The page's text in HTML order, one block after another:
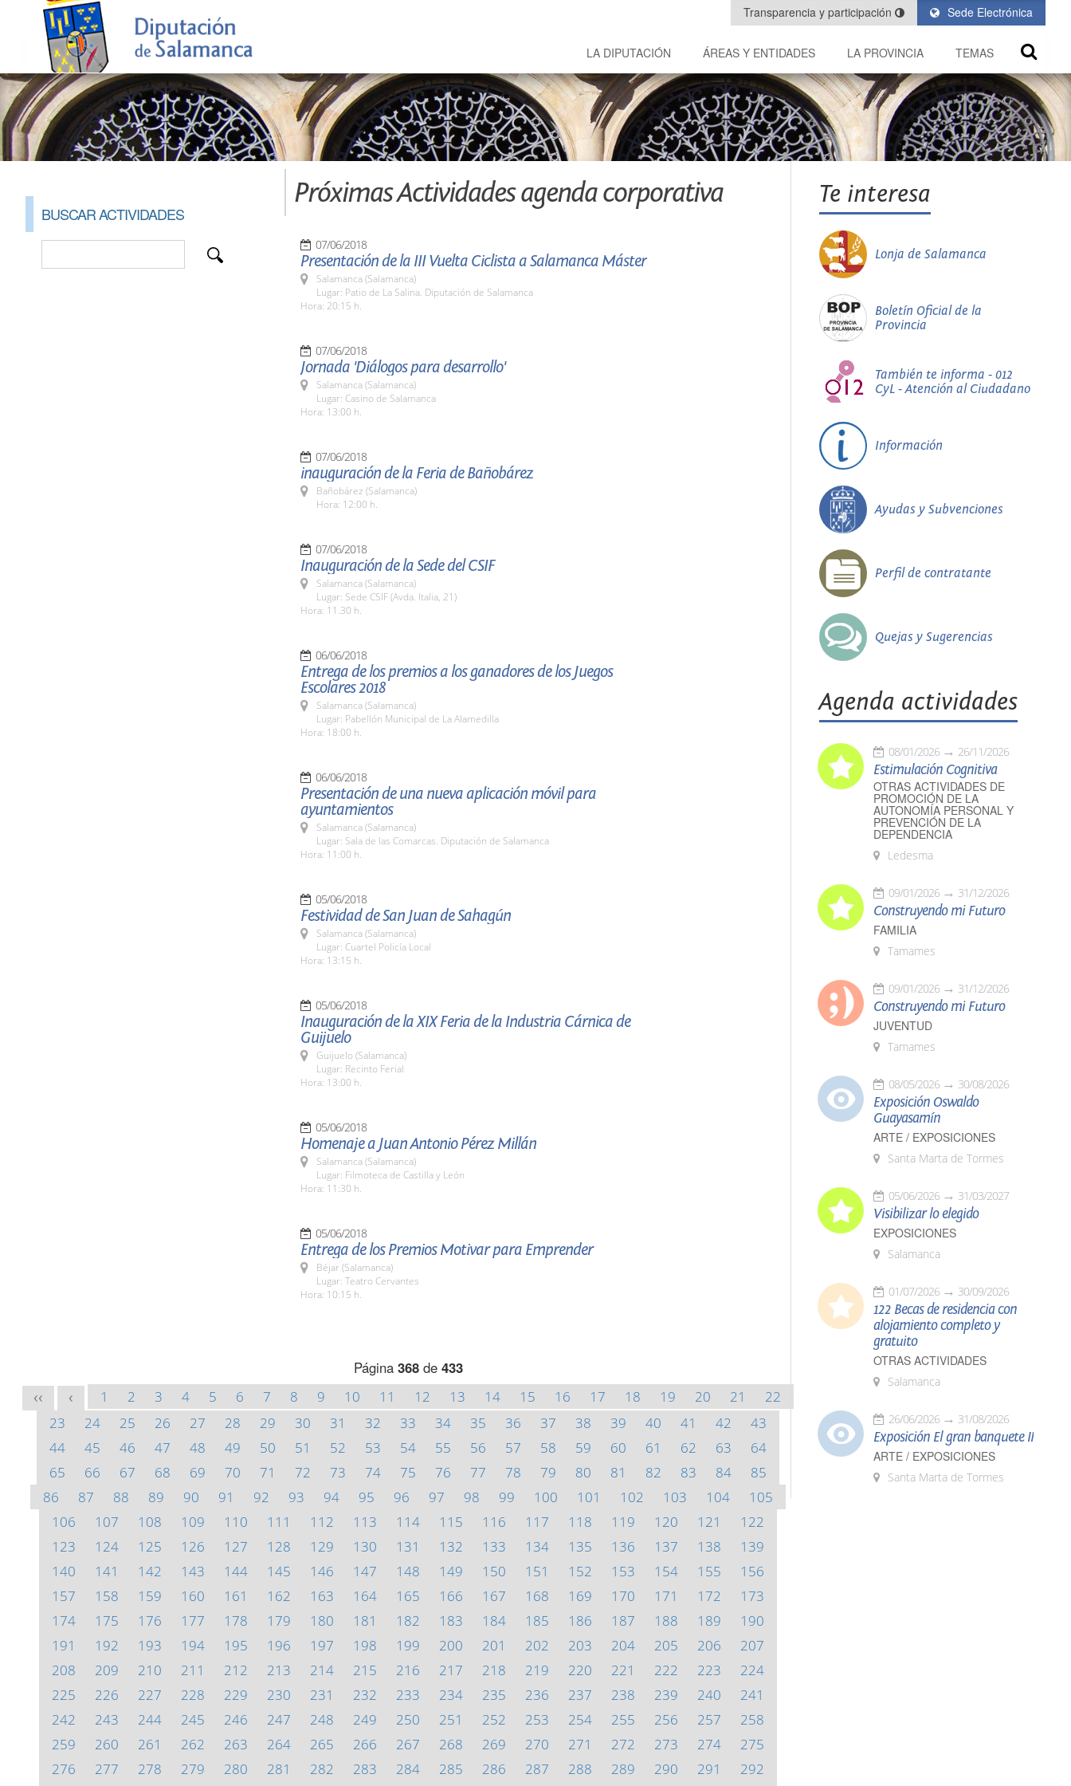
Sede Electrónica
Transparencia y participación
LA DIPUTACIÓN ÁREAS Y ENTIDADES LA PROVINCIA TEMAS
BUSCAR ACTIVIDADES
Próximas Actividades agenda corporativa
07/06/2018
Presentación de la III Vuelta Ciclista a Salamanca Máster
Salamanca (Salamanca)
Lugar: Patio de La Salina. Diputación de Salamanca
Hora: 20:15 h.
07/06/2018
Jornada 'Diálogos para desarrollo'
Salamanca (Salamanca)
Lugar: Casino de Salamanca
Hora: 13:00 h.
07/06/2018
inauguración de la Feria de Bañobárez
Bañobárez (Salamanca)
Hora: 12:00 h.
07/06/2018
Inauguración de la Sede del CSIF
Salamanca (Salamanca)
Lugar: Sede CSIF (Avda. Italia, 21)
Hora: 11.30 h.
06/06/2018
Entrega de los premios a los ganadores de los Juegos
Escolares 2018
Salamanca (Salamanca)
Lugar: Pabellón Municipal de La Alamedilla
Hora: 18:00 h.
06/06/2018
Presentación de una nueva aplicación móvil para
ayuntamientos
Salamanca (Salamanca)
Lugar: Sala de las Comarcas. Diputación de Salamanca
Hora: 11:00 h.
05/06/2018
Festividad de San Juan de Sahagún
Salamanca (Salamanca)
Lugar: Cuartel Policía Local
Hora: 13:15 h.
05/06/2018
Inauguración de la XIX Feria de la Industria Cárnica de
Guijuelo
Guijuelo (Salamanca)
Lugar: Recinto Ferial
Hora: 13:00 h.
05/06/2018
Homenaje a Juan Antonio Pérez Millán
Salamanca (Salamanca)
Lugar: Filmoteca de Castilla y León
Hora: 11:30 h.
05/06/2018
Entrega de los Premios Motivar para Emprender
Béjar (Salamanca)
Lugar: Teatro Cervantes
Hora: 10:15 h.
Página 368de 433
<< < 1 2 3 4 5 6 7 8 9 10 11 12 13 14 15 16 17 18 19 20 21
22
23
24 25 26 27 28 29 30 31 32 33 34 35 36 37 38 39 40 41 42
43
44
45 46 47 48 49 50 51 52 53 54 55 56 57 58 59 60 61 62 63
64
65
66 67 68 69 70 71 72 73 74 75 76 77 78 79 80 81 82 83 84
85
86
87 88 89 90 91 92 93 94 95 96 97 98 99 100 101 102 103 104
105
106
107 108 109 110 111 112 113 114 115 116 117 118 119 120 121
122
123
124 125 126 127 128 129 130 131 132 133 134 135 136 137 138
139
140
141 142 143 144 145 146 147 148 149 150 151 152 153 154 155
156
157
158 159 160 161 162 163 164 165 166 167 168 169 170 171 172
173
174
175 176 177 178 179 180 181 182 183 184 185 186 187 188 189
190
191
192 193 194 195 196 197 198 199 200 201 202 203 204 205 206
207
208
209 210 211 212 213 214 215 216 217 218 219 220 221 222 223
224
225
226 227 228 229 230 231 232 233 234 235 236 237 238 239 240
241
242
243 244 245 246 247 248 249 250 251 252 253 254 255 256 257
258
259
260 261 262 263 264 265 266 267 268 269 270 271 272 273 274
275
276
277 278 279 280 281 282 283 284 285 286 287 288 289 290 291
292
Te interesa
Lonja de Salamanca
Boletín Oficial de la
Provincia
También te informa - 012
CyL - Atención al Ciudadano
Información
Ayudas y Subvenciones
Perfil de contratante
Quejas y Sugerencias
Agenda actividades
08/01/2026 26/11/2026
Estimulación Cognitiva
OTRAS ACTIVIDADES DE
PROMOCIÓN DE LA
AUTONOMÍA PERSONAL Y
PREVENCIÓN DE LA
DEPENDENCIA
Ledesma
09/01/2026 31/12/2026
Construyendo mi Futuro
FAMILIA
Tamames
09/01/2026 31/12/2026
Construyendo mi Futuro
JUVENTUD
Tamames
08/05/2026 30/08/2026
Exposición Oswaldo
Guayasamín
ARTE / EXPOSICIONES
Santa Marta de Tormes
05/06/2026 31/03/2027
Visibilizar lo elegido
EXPOSICIONES
Salamanca
01/07/2026 30/09/2026
122 Becas de residencia con
alojamiento completo y
gratuito
OTRAS ACTIVIDADES
Salamanca
26/06/2026 31/08/2026
Exposición El gran banquete II
ARTE / EXPOSICIONES
Santa Marta de Tormes